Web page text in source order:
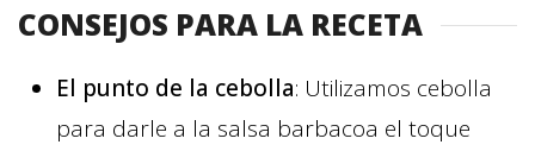
CONSEJOS PARA LA RECETA
El punto de la cebolla: Utilizamos cebolla
para darle a la salsa barbacoa el toque